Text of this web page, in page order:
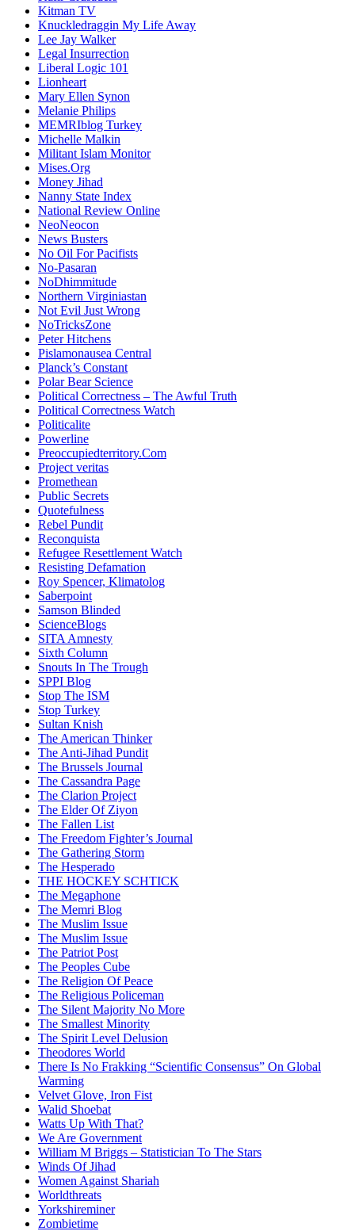
Kitman TV
Knuckledraggin My Life Away
Lee Jay Walker
Legal Insurrection
Liberal Logic 101
Lionheart
Mary Ellen Synon
Melanie Philips
MEMRIblog Turkey
Michelle Malkin
Militant Islam Monitor
Mises.Org
Money Jihad
Nanny State Index
National Review Online
NeoNeocon
News Busters
No Oil For Pacifists
No-Pasaran
NoDhimmitude
Northern Virginiastan
Not Evil Just Wrong
NoTricksZone
Peter Hitchens
Pislamonausea Central
Planck’s Constant
Polar Bear Science
Political Correctness – The Awful Truth
Political Correctness Watch
Politicalite
Powerline
Preoccupiedterritory.Com
Project veritas
Promethean
Public Secrets
Quotefulness
Rebel Pundit
Reconquista
Refugee Resettlement Watch
Resisting Defamation
Roy Spencer, Klimatolog
Saberpoint
Samson Blinded
ScienceBlogs
SITA Amnesty
Sixth Column
Snouts In The Trough
SPPI Blog
Stop The ISM
Stop Turkey
Sultan Knish
The American Thinker
The Anti-Jihad Pundit
The Brussels Journal
The Cassandra Page
The Clarion Project
The Elder Of Ziyon
The Fallen List
The Freedom Fighter’s Journal
The Gathering Storm
The Hesperado
THE HOCKEY SCHTICK
The Megaphone
The Memri Blog
The Muslim Issue
The Muslim Issue
The Patriot Post
The Peoples Cube
The Religion Of Peace
The Religious Policeman
The Silent Majority No More
The Smallest Minority
The Spirit Level Delusion
Theodores World
There Is No Frakking “Scientific Consensus” On Global
Warming
Velvet Glove, Iron Fist
Walid Shoebat
Watts Up With That?
We Are Government
William M Briggs – Statistician To The Stars
Winds Of Jihad
Women Against Shariah
Worldthreats
Yorkshireminer
Zombietime